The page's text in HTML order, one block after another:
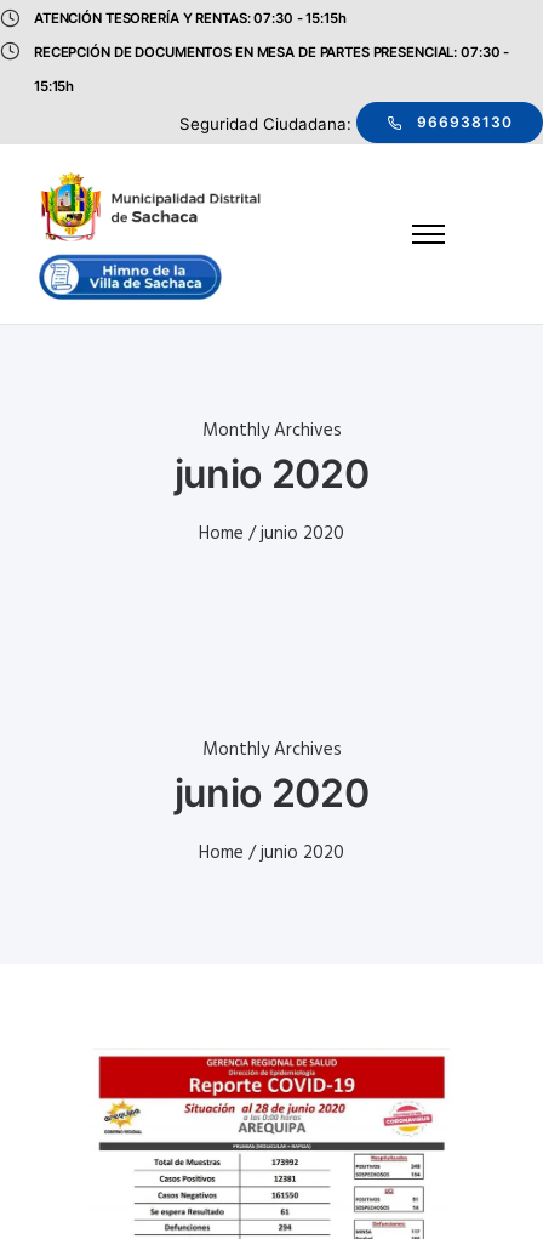
ATENCIÓN TESORERÍA Y RENTAS: 07:30 - 15:15h
RECEPCIÓN DE DOCUMENTOS EN MESA DE PARTES PRESENCIAL: 07:30 -
15:15h
Seguridad Ciudadana: 966938130
Monthly Archives
junio 2020
Home / junio 2020
Monthly Archives
junio 2020
Home / junio 2020